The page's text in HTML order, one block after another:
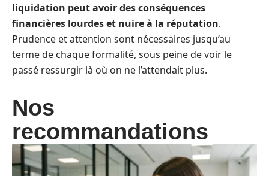
liquidation peut avoir des conséquences
financières lourdes et nuire à la réputation.
Prudence et attention sont nécessaires jusqu’au
terme de chaque formalité, sous peine de voir le
passé ressurgir là où on ne l’attendait plus.
Nos
recommandations